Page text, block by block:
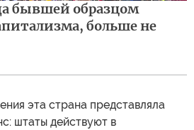
бывшей образцом
больше не
эта страна представляла
штаты действуют в